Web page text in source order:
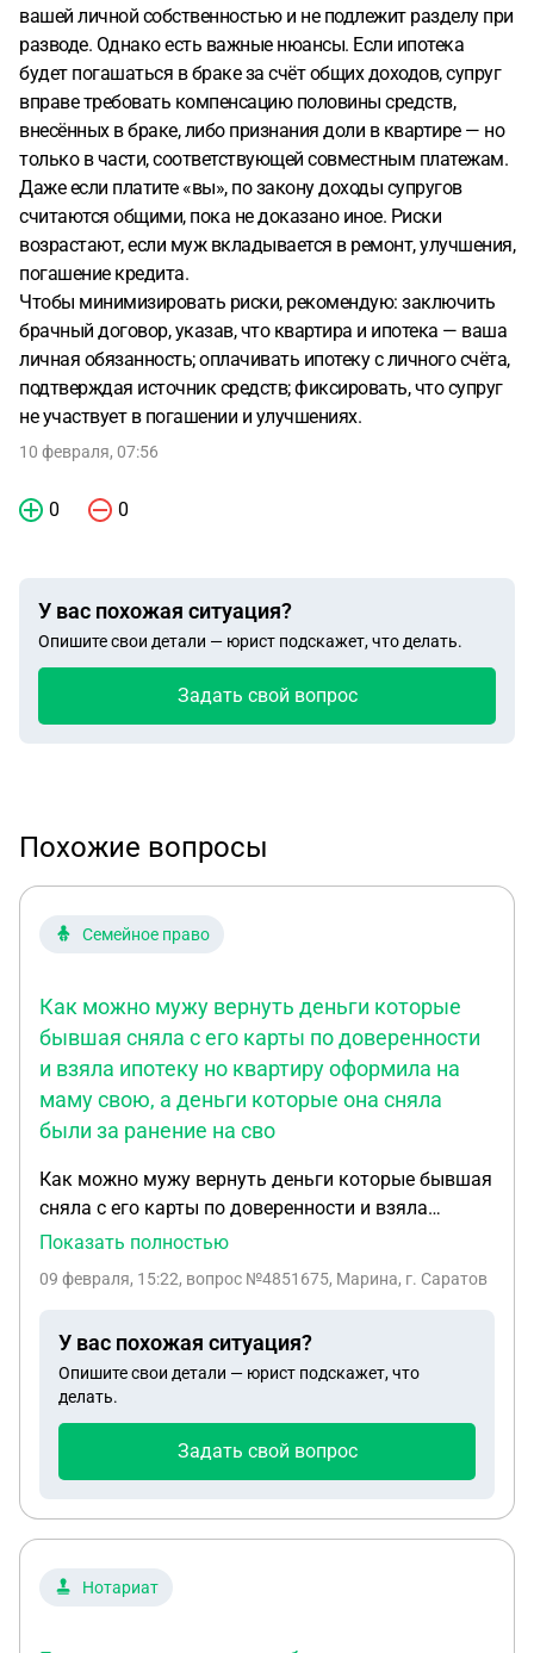
вашей личной собственностью и не подлежит разделу при
разводе. Однако есть важные нюансы. Если ипотека
будет погашаться в браке за счёт общих доходов, супруг
вправе требовать компенсацию половины средств,
внесённых в браке, либо признания доли в квартире — но
только в части, соответствующей совместным платежам.
Даже если платите «вы», по закону доходы супругов
считаются общими, пока не доказано иное. Риски
возрастают, если муж вкладывается в ремонт, улучшения,
погашение кредита.
Чтобы минимизировать риски, рекомендую: заключить
брачный договор, указав, что квартира и ипотека — ваша
личная обязанность; оплачивать ипотеку с личного счёта,
подтверждая источник средств; фиксировать, что супруг
не участвует в погашении и улучшениях.
10 февраля, 07:56
0 0
У вас похожая ситуация?
Опишите свои детали — юрист подскажет, что делать.
Задать свой вопрос
Похожие вопросы
Семейное право
Как можно мужу вернуть деньги которые
бывшая сняла с его карты по доверенности
и взяла ипотеку но квартиру оформила на
маму свою, а деньги которые она сняла
были за ранение на сво
Как можно мужу вернуть деньги которые бывшая
сняла с его карты по доверенности и взяла
ипотеку но квартиру оформила на маму свою ,, а
сво.. Он говорит что они договорились что ему
оформила на маму свою... Как ему вернуть эти
деньги
Показать полностью
09 февраля, 15:22, вопрос №4851675, Марина, г. Саратов
У вас похожая ситуация?
Опишите свои детали — юрист подскажет, что
делать.
Задать свой вопрос
Нотариат